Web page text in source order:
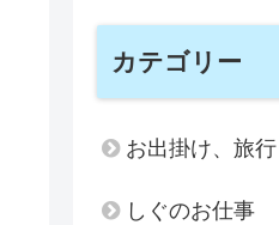
カテゴリー
お出掛け、旅行
しぐのお仕事